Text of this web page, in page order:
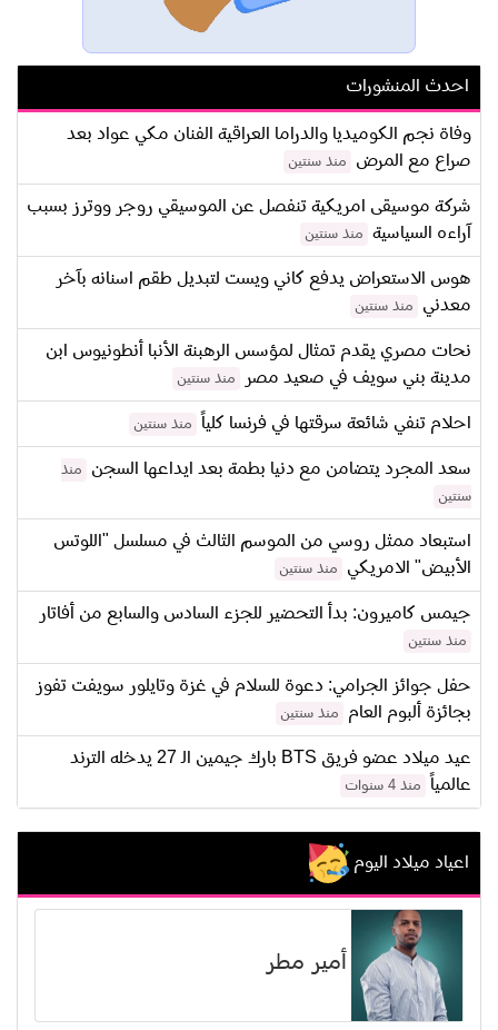
احدث المنشورات
وفاة نجم الكوميديا والدراما العراقية الفنان مكي عواد بعد
صراع مع المرض
منذ سنتين
شركة موسيقى امريكية تنفصل عن الموسيقي روجر ووترز بسبب
آراءه السياسية
منذ سنتين
هوس الاستعراض يدفع كاني ويست لتبديل طقم اسنانه بآخر
معدني
منذ سنتين
نحات مصري يقدم تمثال لمؤسس الرهبنة الأنبا أنطونيوس ابن
مدينة بني سويف في صعيد مصر
منذ سنتين
احلام تنفي شائعة سرقتها في فرنسا كلياً منذ سنتين
سعد المجرد يتضامن مع دنيا بطمة بعد ايداعها السجن
منذ
سنتين
استبعاد ممثل روسي من الموسم الثالث في مسلسل "اللوتس
الأبيض" الامريكي
منذ سنتين
جيمس كاميرون: بدأ التحضير للجزء السادس والسابع من أفاتار
منذ سنتين
حفل جوائز الجرامي: دعوة للسلام في غزة وتايلور سويفت تفوز
بجائزة ألبوم العام
منذ سنتين
عيد ميلاد عضو فريق BTS بارك جيمين الـ 27 يدخله الترند
عالمياً
منذ 4 سنوات
اعياد ميلاد اليوم
أمير مطر